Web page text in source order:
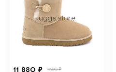
11 880 ₽ 17890 ₽